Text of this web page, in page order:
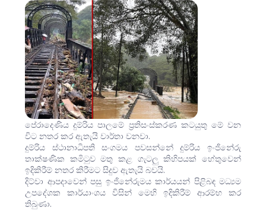
පේරාදෙණිය දුම්රිය පාලමේ ප්‍රතිසංස්කරණ කටයුතු මේ වන
විට නතර කර ඇතැයි වාර්තා වනවා.
දුම්රිය ස්ථානාධිපති සංගමය පවසන්නේ දුම්රිය ඉංජිනේරු
තාක්ෂණික කමිටුව මතු කළ ගැටලු කිහිපයක් හේතුවෙන්
ඉදිකිරීම් නතර කිරීමට සිදුව ඇතැයි බවයි.
දිට්වා ආපදාවෙන් පසු ඉංජිනේරුමය කාර්යයන් පිළිබඳ මධ්‍යම
උපදේශක කාර්යාංශය විසින් මෙහි ඉදිකිරීම් ආරම්භ කර
තිබුණා.